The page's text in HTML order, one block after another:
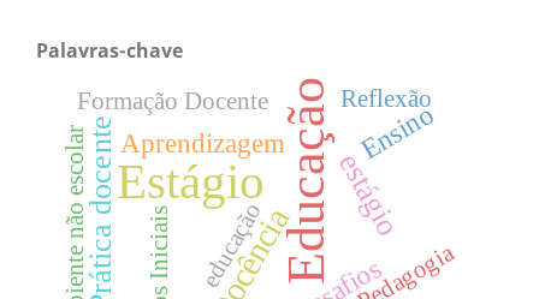
Palavras-chave
Educação
Estágio
Docência
Prática docente estágio
Aprendizagem Ensino
Pedagogia
Reflexão
Ambiente não escolar
Formação Docente
educação